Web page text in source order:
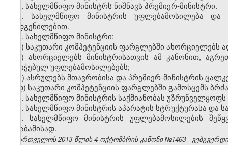
3. სახელმწიფო მინისტრს ნიშნავს პრემიერ-მინისტრი.
4. სახელმწიფო მინისტრის უფლებამოსილება
დადგენილებით.
5. სახელმწიფო მინისტრი:
ა) საკუთარი კომპეტენციის ფარგლებში
ბ) ახორციელებს მინისტრისათვის ამ კანონით,
მინიჭებულ უფლებამოსილებებს;
გ) ასრულებს მთავრობისა და პრემიერ-მინისტრის
დ) საკუთარი კომპეტენციის ფარგლებში გამოსცემს
6. სახელმწიფო მინისტრის საქმიანობას
7. სახელმწიფო მინისტრის აპარატის სტრუქტურასა და
8. სახელმწიფო მინისტრის უფლებამოსილების
შესაბამისად.
საქართველოს 2013 წლის 4 ოქტომბრის კანონი №1463 -